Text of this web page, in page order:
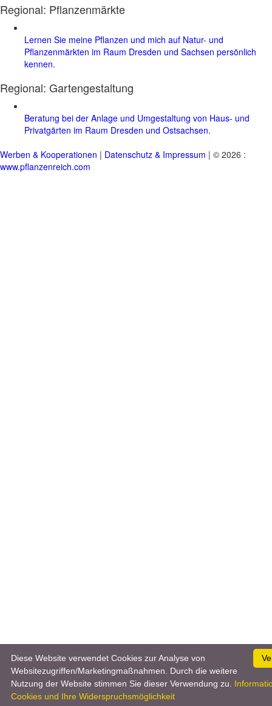
Regional: Pflanzenmärkte
Lernen Sie meine Pflanzen und mich auf Natur- und
Pflanzenmärkten im Raum Dresden und Sachsen persönlich
kennen.
Regional: Gartengestaltung
Beratung bei der Anlage und Umgestaltung von Haus- und
Privatgärten im Raum Dresden und Ostsachsen.
Werben & Kooperationen | Datenschutz & Impressum | © 2026 :
www.pflanzenreich.com
Diese Website verwendet Cookies zur Analyse von
Websitezugriffen/Marketingmaßnahmen. Durch die weitere
Nutzung der Website stimmen Sie dieser Verwendung zu.
Cookies und Ihre Widerspruchsmöglichkeit